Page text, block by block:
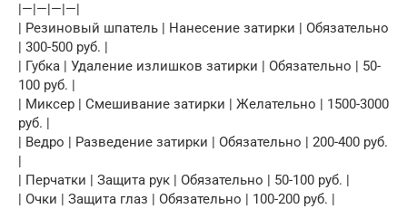
|—|—|—|—|
| Резиновый шпатель | Нанесение затирки | Обязательно
| 300-500 руб. |
| Губка | Удаление излишков затирки | Обязательно | 50-
100 руб. |
| Миксер | Смешивание затирки | Желательно | 1500-3000
руб. |
| Ведро | Разведение затирки | Обязательно | 200-400 руб.
|
| Перчатки | Защита рук | Обязательно | 50-100 руб. |
| Очки | Защита глаз | Обязательно | 100-200 руб. |